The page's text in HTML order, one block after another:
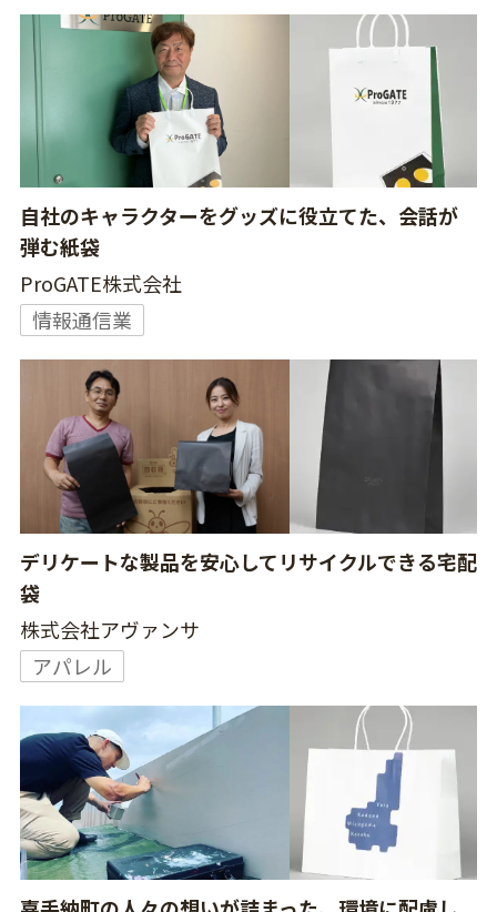
自社のキャラクターをグッズに役立てた、会話が
弾む紙袋
ProGATE株式会社
情報通信業
デリケートな製品を安心してリサイクルできる宅配
袋
株式会社アヴァンサ
アパレル